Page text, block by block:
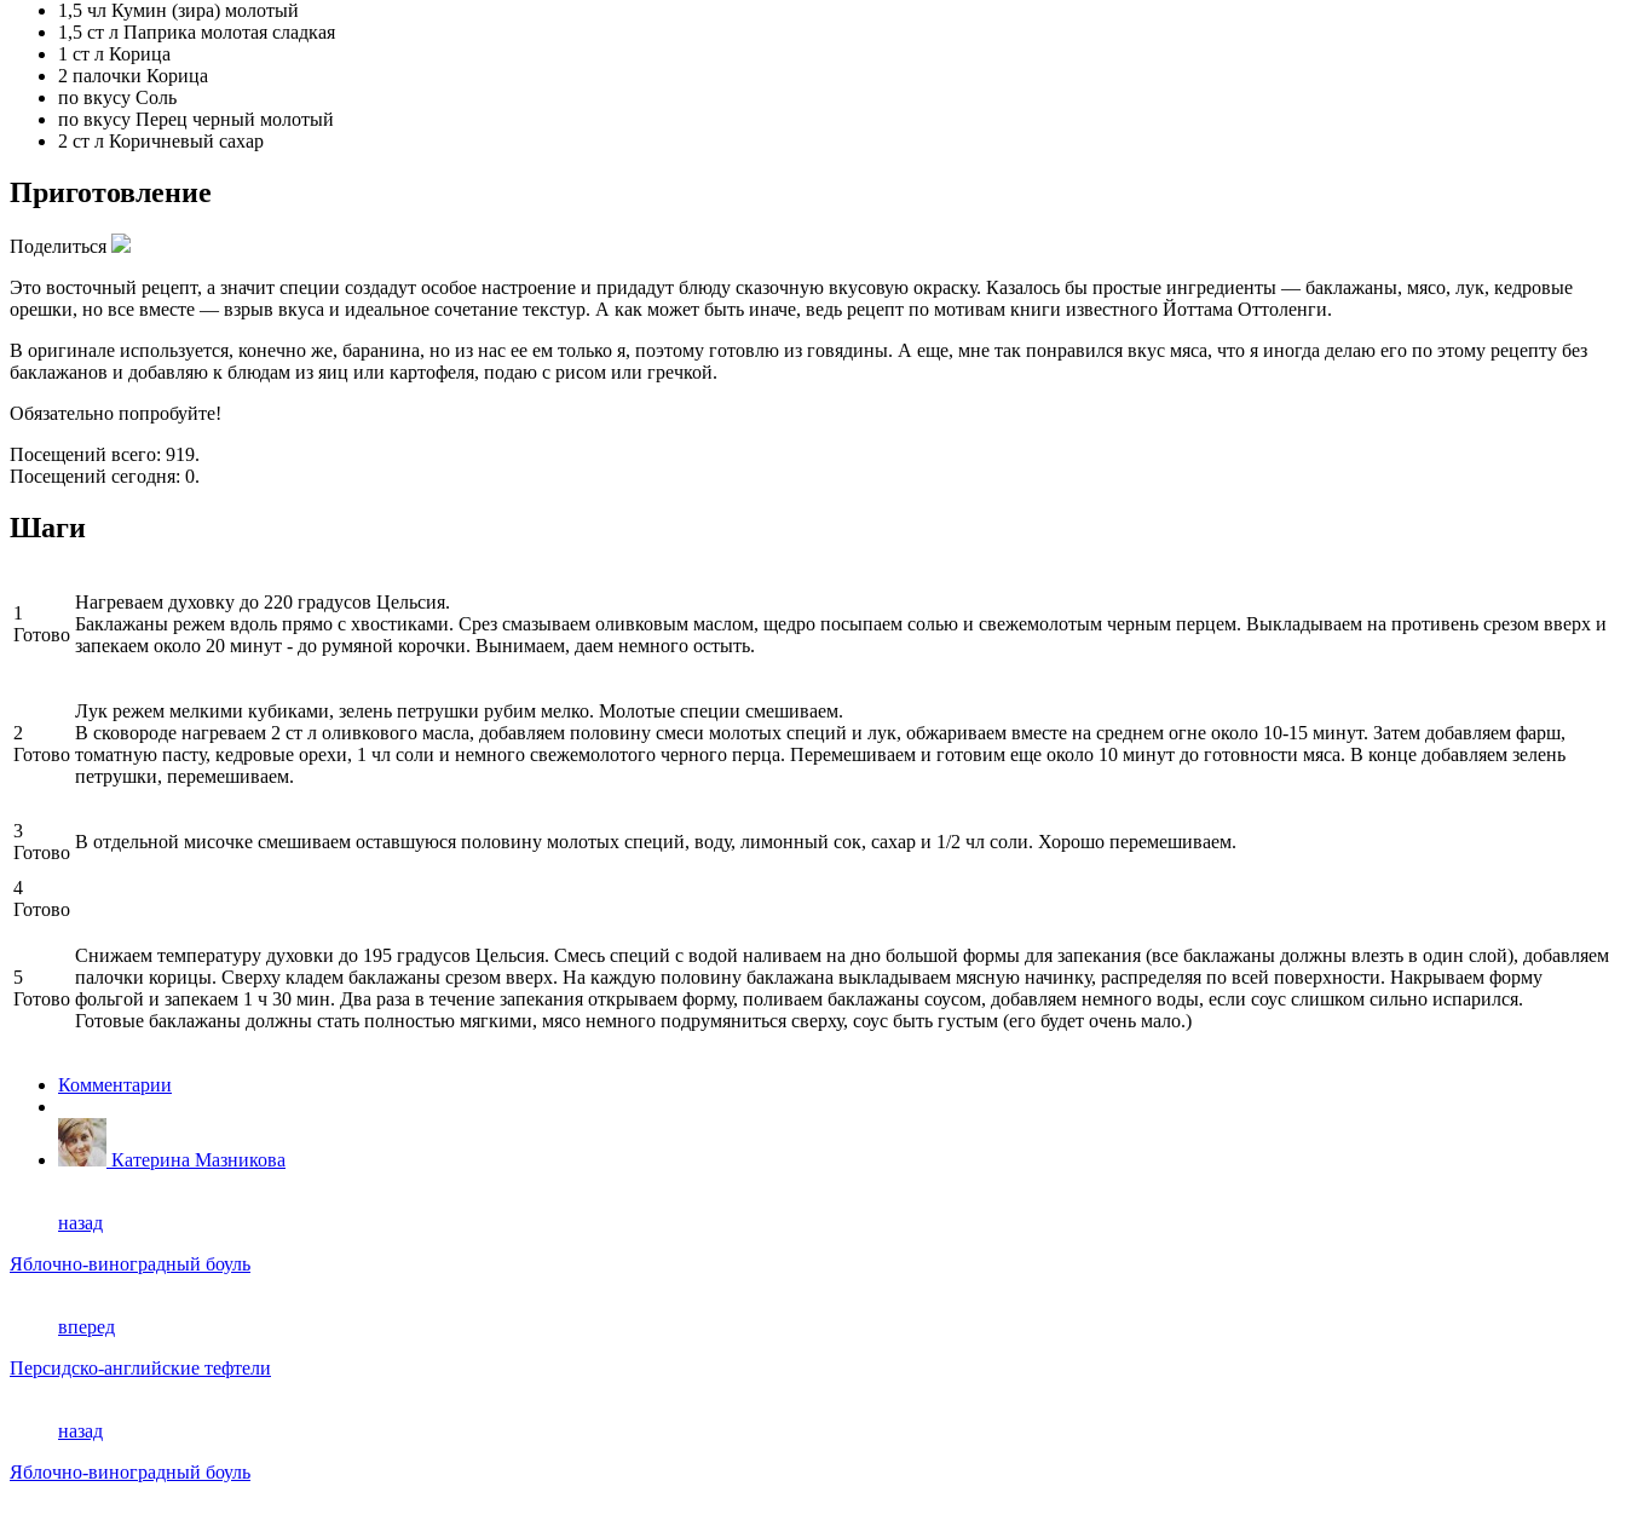
1,5 чл Кумин (зира) молотый
1,5 ст л Паприка молотая сладкая
1 ст л Корица
2 палочки Корица
по вкусу Соль
по вкусу Перец черный молотый
2 ст л Коричневый сахар
Приготовление
Поделиться
Это восточный рецепт, а значит специи создадут особое настроение и придадут блюду сказочную вкусовую окраску. Казалось бы простые ингредиенты — баклажаны, мясо, лук, кедровые
орешки, но все вместе — взрыв вкуса и идеальное сочетание текстур. А как может быть иначе, ведь рецепт по мотивам книги известного Йоттама Оттоленги.
В оригинале используется, конечно же, баранина, но из нас ее ем только я, поэтому готовлю из говядины. А еще, мне так понравился вкус мяса, что я иногда делаю его по этому рецепту без
баклажанов и добавляю к блюдам из яиц или картофеля, подаю с рисом или гречкой.
Обязательно попробуйте!
Посещений всего: 919.
Посещений сегодня: 0.
Шаги
1
Готово
Нагреваем духовку до 220 градусов Цельсия.
Баклажаны режем вдоль прямо с хвостиками. Срез смазываем оливковым маслом, щедро посыпаем солью и свежемолотым черным перцем. Выкладываем на противень срезом вверх и
запекаем около 20 минут - до румяной корочки. Вынимаем, даем немного остыть.
2
Готово
Лук режем мелкими кубиками, зелень петрушки рубим мелко. Молотые специи смешиваем.
В сковороде нагреваем 2 ст л оливкового масла, добавляем половину смеси молотых специй и лук, обжариваем вместе на среднем огне около 10-15 минут. Затем добавляем фарш,
томатную пасту, кедровые орехи, 1 чл соли и немного свежемолотого черного перца. Перемешиваем и готовим еще около 10 минут до готовности мяса. В конце добавляем зелень
петрушки, перемешиваем.
3
Готово
В отдельной мисочке смешиваем оставшуюся половину молотых специй, воду, лимонный сок, сахар и 1/2 чл соли. Хорошо перемешиваем.
4
Готово
5
Готово
Снижаем температуру духовки до 195 градусов Цельсия. Смесь специй с водой наливаем на дно большой формы для запекания (все баклажаны должны влезть в один слой), добавляем
палочки корицы. Сверху кладем баклажаны срезом вверх. На каждую половину баклажана выкладываем мясную начинку, распределяя по всей поверхности. Накрываем форму
фольгой и запекаем 1 ч 30 мин. Два раза в течение запекания открываем форму, поливаем баклажаны соусом, добавляем немного воды, если соус слишком сильно испарился.
Готовые баклажаны должны стать полностью мягкими, мясо немного подрумяниться сверху, соус быть густым (его будет очень мало.)
Комментарии
Катерина Мазникова
назад
Яблочно-виноградный боуль
вперед
Персидско-английские тефтели
назад
Яблочно-виноградный боуль